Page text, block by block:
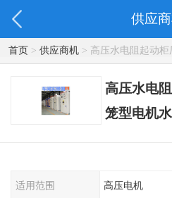
供应
首页> 供应商机> 高压水电阻起动柜
厂
高压水电
笼型电机
适用范围 高压电机